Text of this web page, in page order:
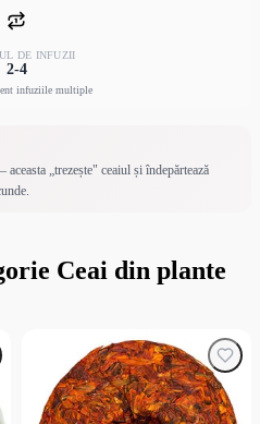
DE INFUZII
2-4
infuziile multiple
„trezește" ceaiul și îndepărtează
Ceai din plante